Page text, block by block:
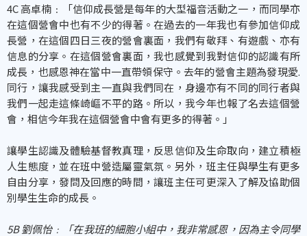
4C 高卓楠﹕「信仰成長營是每年的大型福音活動之一，而同學亦
在這個營會中也有不少的得著。在過去的一年我也有參加信仰成
長營，在這個四日三夜的營會裏面，我們有敬拜、有遊戲、亦有
信息的分享。在這個營會裏面，我也感覺到我對信仰的認識有所
成長，也感恩神在當中一直帶領保守。去年的營會主題為發現愛.
同行，讓我感受到主一直與我們同在，身邊亦有不同的同行者與
我們一起走這條崎嶇不平的路。所以，我今年也報了名去這個營
會，相信今年我在這個營會中會有更多的得著。」
讓學生認識及體驗基督教真理，反思信仰及生命取向，建立積極
人生態度，並在班中營造屬靈氣氛。另外，班主任與學生有更多
自由分享，發問及回應的時間，讓班主任可更深入了解及協助個
別學生生命的成長。
5B劉佩怡﹕「在我班的細胞小組中，我非常感恩，因為主令同學